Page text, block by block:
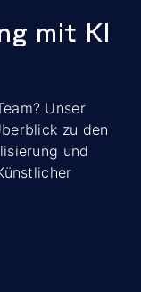
mit KI
Unser
zu den
und